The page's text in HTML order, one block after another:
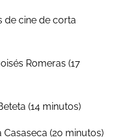
de cine de corta
Romeras (17
(14 minutos)
Casaseca (20 minutos)